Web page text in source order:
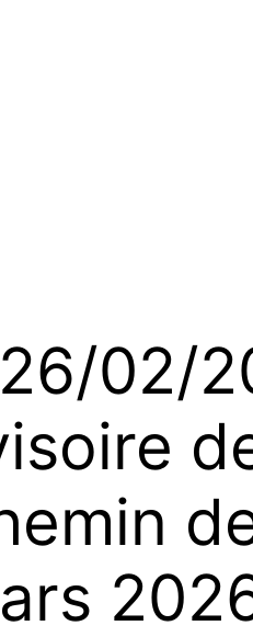
02/